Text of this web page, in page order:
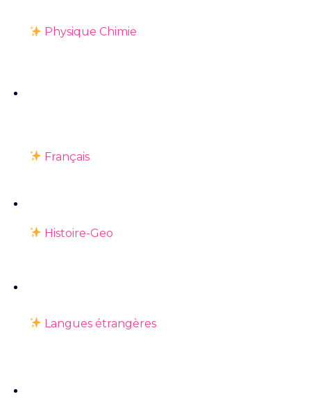
Physique Chimie
Français
Histoire-Geo
Langues étrangères